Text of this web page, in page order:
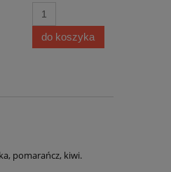
do koszyka
pomarańcz, kiwi.